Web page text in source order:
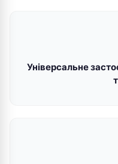
Універсальне